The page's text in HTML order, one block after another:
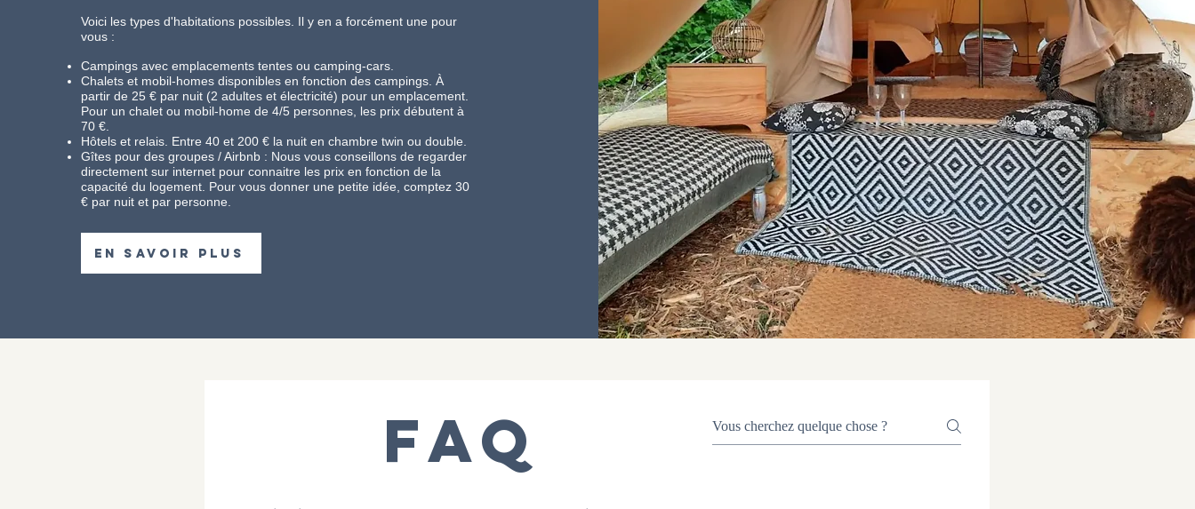
Voici les types d'habitations possibles. Il y en a forcément une pour
vous :
Campings avec emplacements tentes ou camping-cars.
Chalets et mobil-homes disponibles en fonction des campings. À
partir de 25 € par nuit (2 adultes et électricité) pour un emplacement.
Pour un chalet ou mobil-home de 4/5 personnes, les prix débutent à
70 €.
Hôtels et relais. Entre 40 et 200 € la nuit en chambre twin ou double.
Gîtes pour des groupes / Airbnb : Nous vous conseillons de regarder
directement sur internet pour connaitre les prix en fonction de la
capacité du logement. Pour vous donner une petite idée, comptez 30
€ par nuit et par personne.
EN SAVOIR PLUS
FAQ